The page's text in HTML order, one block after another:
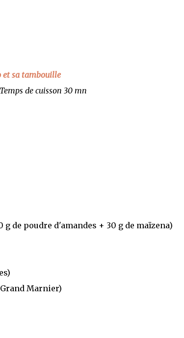
et sa tambouille
de cuisson 30 mn
de poudre d'amandes + 30 g de maïzena)
Marnier)